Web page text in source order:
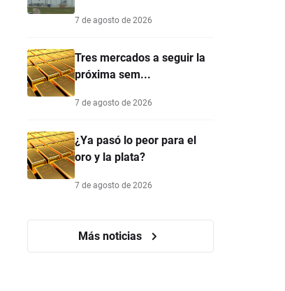
7 de agosto de 2026
Tres mercados a seguir la
próxima sem...
7 de agosto de 2026
¿Ya pasó lo peor para el
oro y la plata?
7 de agosto de 2026
Más noticias